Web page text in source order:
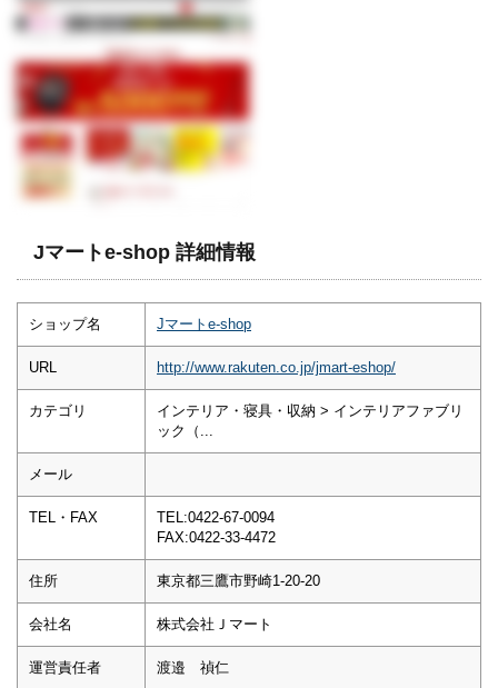
Jマートe-shop 詳細情報
ショップ名 Jマートe-shop
URL http://www.rakuten.co.jp/jmart-eshop/
カテゴリ
インテリア・寝具・収納 > インテリアファブリ
ック（...
メール
TEL・FAX
TEL:0422-67-0094
FAX:0422-33-4472
住所 東京都三鷹市野崎1-20-20
会社名 株式会社Ｊマート
運営責任者 渡邉 禎仁